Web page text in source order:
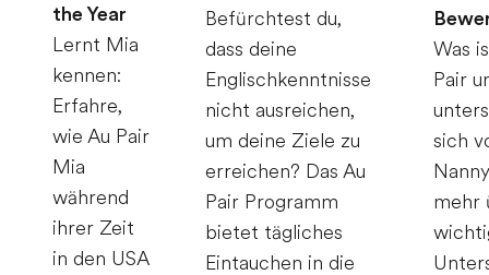
the Year
Lernt Mia
kennen:
Erfahre,
wie Au Pair
Mia
während
ihrer Zeit
in den USA
Befürchtest du,
dass deine
Englischkenntnisse
nicht ausreichen,
um deine Ziele zu
erreichen? Das Au
Pair Programm
bietet tägliches
Eintauchen in die
Was
Pair
sich
mehr